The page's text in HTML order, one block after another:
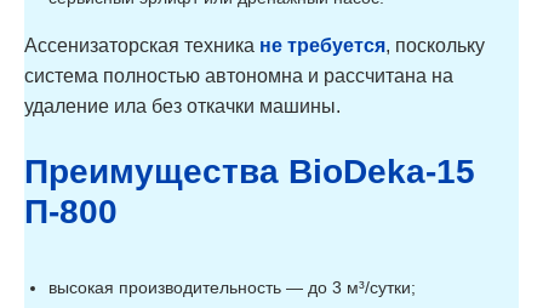
Ассенизаторская техника не требуется, поскольку
система полностью автономна и рассчитана на
удаление ила без откачки машины.
Преимущества BioDeka-15
П-800
высокая производительность — до 3 м³/сутки;